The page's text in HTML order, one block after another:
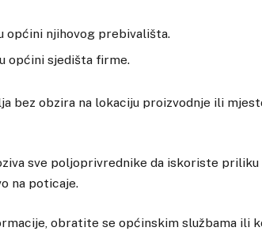
općini njihovog prebivališta.
općini sjedišta firme.
bez obzira na lokaciju proizvodnje ili
sve poljoprivrednike da iskoriste
na poticaje.
obratite se općinskim službama ili